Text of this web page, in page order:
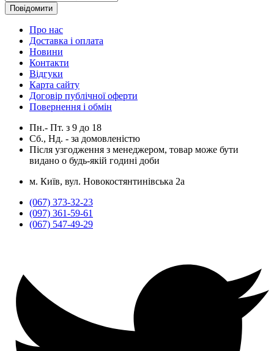
Повідомити
Про нас
Доставка і оплата
Новини
Контакти
Відгуки
Карта сайту
Договір публічної оферти
Повернення і обмін
Пн.- Пт. з 9 до 18
Сб., Нд. - за домовленістю
Після узгодження з менеджером, товар може бути
видано о будь-якій годині доби
м. Київ, вул. Новокостянтинівська 2а
(067) 373-32-23
(097) 361-59-61
(067) 547-49-29